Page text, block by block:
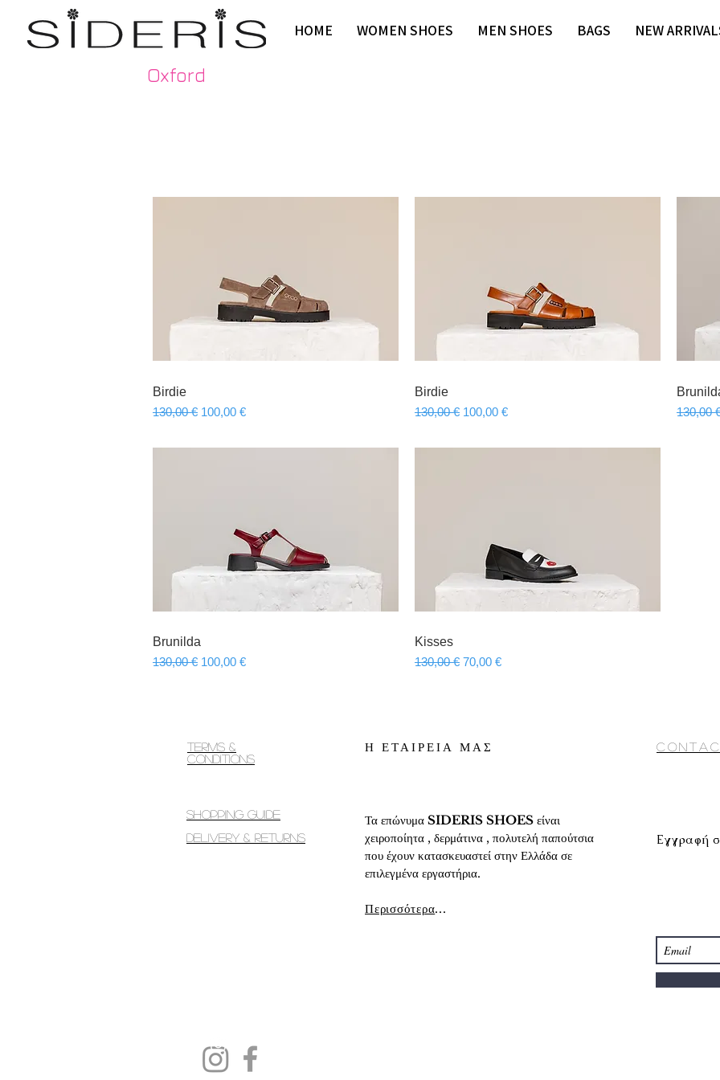
HOME WOMEN SHOES MEN SHOES BAGS NEW
Oxford
Birdie
Κανονική τιμή
130,00 € Τιμή Έκπτωσης
100,00 €
Birdie
Κανονική τιμή
130,00 € Τιμή Έκπτωσης
100,00 € 130,00
Brunilda
Κανονική τιμή
130,00 € Τιμή Έκπτωσης
100,00 €
Kisses
Κανονική τιμή
130,00 € Τιμή Έκπτωσης
70,00 €
Terms &
Conditions
Shopping guide
Delivery & Returns
Η ΕΤΑΙΡΕΙΑ ΜΑΣ
Τα επώνυμα SIDERIS SHOES είναι
χειροποίητα , δερμάτινα , πολυτελή παπούτσια
που έχουν κατασκευαστεί στην Ελλάδα σε
επιλεγμένα εργαστήρια.
Περισσότερα...
Εγγραφή